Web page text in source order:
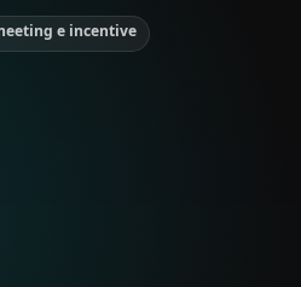
e incentive